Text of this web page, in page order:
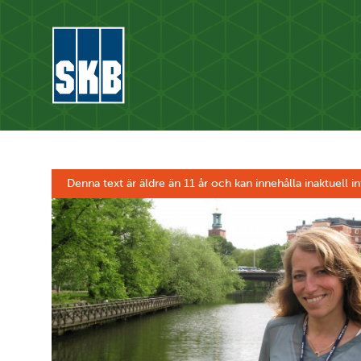
Denna text är äldre än 11 år och kan innehålla inaktuell